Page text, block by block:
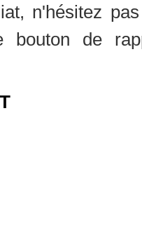
n'hésitez
bouton de